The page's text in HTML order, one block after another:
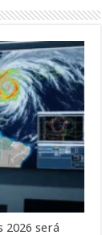
2026 será